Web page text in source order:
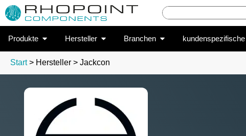
Produkte Hersteller Branchen
Start> Hersteller > Jackcon